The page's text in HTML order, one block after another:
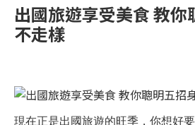
出國旅遊享受美食 教你
不走樣
現在正是出國旅遊的旺季，你想好